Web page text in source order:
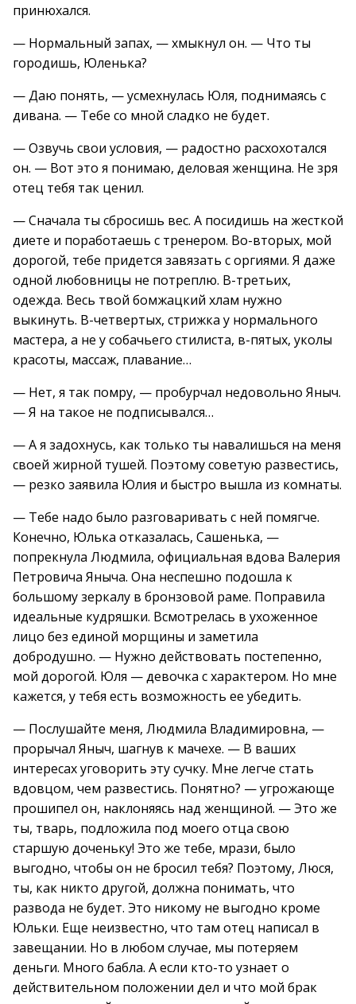
принюхался.
— Нормальный запах, — хмыкнул он. — Что ты
городишь, Юленька?
— Даю понять, — усмехнулась Юля, поднимаясь с
дивана. — Тебе со мной сладко не будет.
— Озвучь свои условия, — радостно расхохотался
он. — Вот это я понимаю, деловая женщина. Не зря
отец тебя так ценил.
— Сначала ты сбросишь вес. А посидишь на жесткой
диете и поработаешь с тренером. Во-вторых, мой
дорогой, тебе придется завязать с оргиями. Я даже
одной любовницы не потреплю. В-третьих,
одежда. Весь твой бомжацкий хлам нужно
выкинуть. В-четвертых, стрижка у нормального
мастера, а не у собачьего стилиста, в-пятых, уколы
красоты, массаж, плавание…
— Нет, я так помру, — пробурчал недовольно Яныч.
— Я на такое не подписывался…
— А я задохнусь, как только ты навалишься на меня
своей жирной тушей. Поэтому советую развестись,
— резко заявила Юлия и быстро вышла из комнаты.
— Тебе надо было разговаривать с ней помягче.
Конечно, Юлька отказалась, Сашенька, —
попрекнула Людмила, официальная вдова Валерия
Петровича Яныча. Она неспешно подошла к
большому зеркалу в бронзовой раме. Поправила
идеальные кудряшки. Всмотрелась в ухоженное
лицо без единой морщины и заметила
добродушно. — Нужно действовать постепенно,
мой дорогой. Юля — девочка с характером. Но мне
кажется, у тебя есть возможность ее убедить.
— Послушайте меня, Людмила Владимировна, —
прорычал Яныч, шагнув к мачехе. — В ваших
интересах уговорить эту сучку. Мне легче стать
вдовцом, чем развестись. Понятно? — угрожающе
прошипел он, наклоняясь над женщиной. — Это же
ты, тварь, подложила под моего отца свою
старшую доченьку! Это же тебе, мрази, было
выгодно, чтобы он не бросил тебя? Поэтому, Люся,
ты, как никто другой, должна понимать, что
развода не будет. Это никому не выгодно кроме
Юльки. Еще неизвестно, что там отец написал в
завещании. Но в любом случае, мы потеряем
деньги. Много бабла. А если кто-то узнает о
действительном положении дел и что мой брак